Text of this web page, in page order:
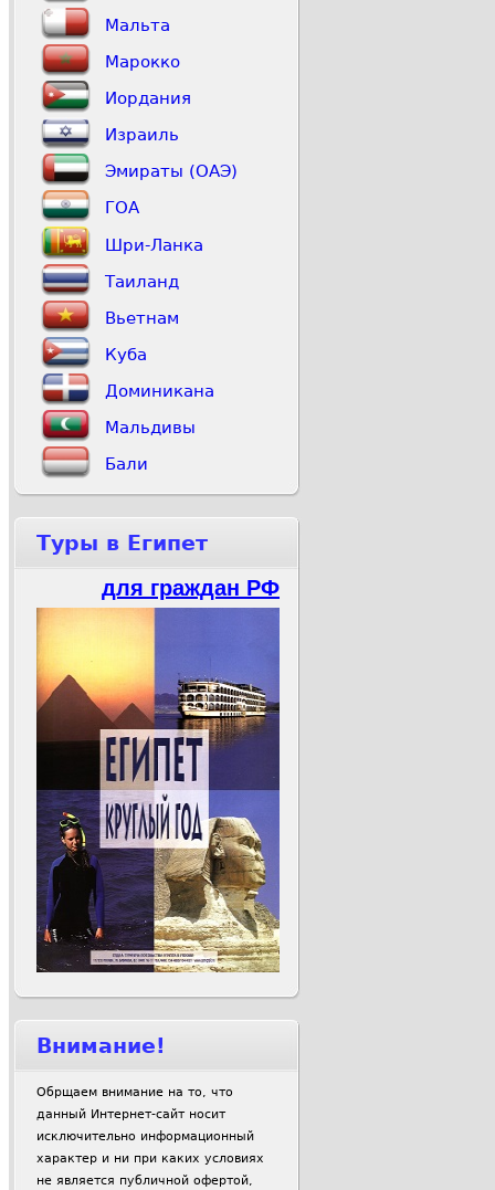
Мальта
Марокко
Иордания
Израиль
Эмираты (ОАЭ)
ГОА
Шри-Ланка
Таиланд
Вьетнам
Куба
Доминикана
Мальдивы
Бали
Туры в Египет
для граждан РФ
Внимание!
Обрщаем внимание на то, что
данный Интернет-сайт носит
исключительно информационный
характер и ни при каких условиях
не является публичной офертой,